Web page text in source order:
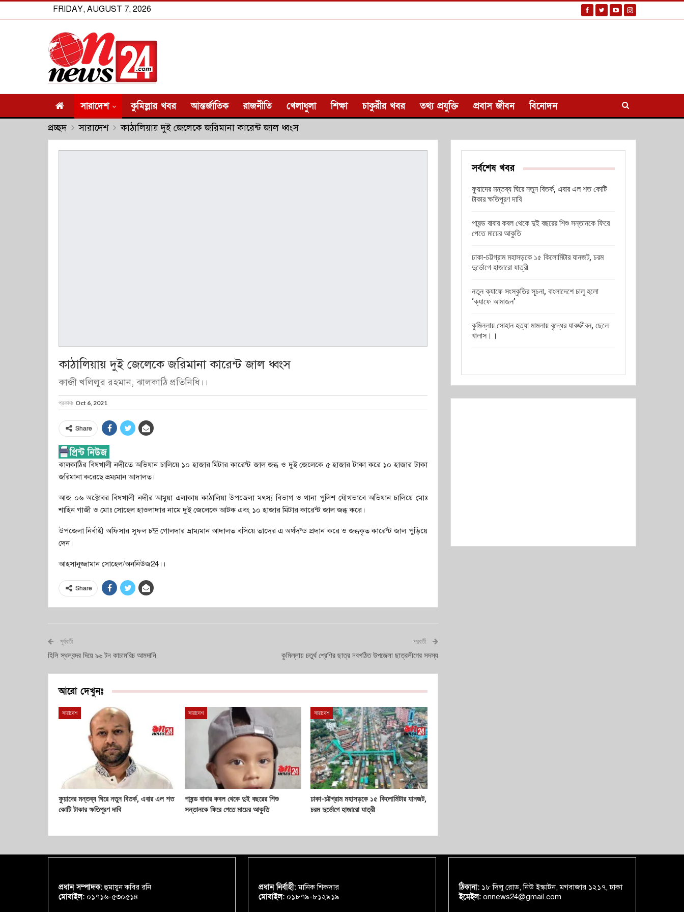
FRIDAY, AUGUST 7, 2026
সারাদেশ কুমিল্লার খবর আন্তর্জাতিক রাজনীতি খেলাধুলা শিক্ষা চাকুরীর খবর তথ্য প্রযুক্তি প্রবাস জীবন বিনোদন
প্রচ্ছদ সারাদেশ কাঠালিয়ায় দুই জেলেকে জরিমানা কারেন্ট জাল ধ্বংস
কাঠালিয়ায় দুই জেলেকে জরিমানা কারেন্ট জাল ধ্বংস
কাজী খলিলুর রহমান, ঝালকাঠি প্রতিনিধি।।
প্রকাশঃ Oct 6, 2021
Share
ঝালকাঠির বিষখালী নদীতে অভিযান চালিয়ে ১০ হাজার মিটার কারেন্ট জাল জব্ধ ও দুই জেলেকে ৫ হাজার টাকা করে ১০ হাজার টাকা
জরিমানা করেছে ভ্রম্যমান আদালত।
আজ ০৬ অক্টোবর বিষখালী নদীর আমুয়া এলাকায় কাঠালিয়া উপজেলা মৎস্য বিভাগ ও থানা পুলিশ যৌথভাবে অভিযান চালিয়ে মোঃ
শাহিন গাজী ও মোঃ সোহেল হাওলাদার নামে দুই জেলেকে আটক এবং ১০ হাজার মিটার কারেন্ট জাল জব্ধ করে।
উপজেলা নির্বাহী অফিসার সুফল চন্দ্র গোলদার ভ্রাম্যমান আদালত বসিয়ে তাদের এ অর্থদন্ড প্রদান করে ও জব্ধকৃত কারেন্ট জাল পুড়িয়ে
দেন।
আহসানুজ্জামান সোহেল/অননিউজ24।।
Share
পূর্ববর্তী
হিলি স্থলবন্দর দিয়ে ৯৬ টন কাচামরিচ আমদানি
পরবর্তী
কুমিল্লায় চতুর্থ শ্রেণির ছাত্র নবগঠিত উপজেলা ছাত্রলীগের সদস্য
আরো দেখুনঃ
সারাদেশ
ফুয়াদের মন্তব্য ঘিরে নতুন বিতর্ক, এবার এল শত
কোটি টাকার ক্ষতিপূরণ দাবি
সারাদেশ
পাষন্ড বাবার কবল থেকে দুই বছরের শিশু
সন্তানকে ফিরে পেতে মায়ের আকুতি
সারাদেশ
ঢাকা-চট্টগ্রাম মহাসড়কে ১৫ কিলোমিটার যানজট,
চরম দুর্ভোগে হাজারো যাত্রী
সর্বশেষ খবর
ফুয়াদের মন্তব্য ঘিরে নতুন বিতর্ক, এবার এল শত কোটি
টাকার ক্ষতিপূরণ দাবি
পাষন্ড বাবার কবল থেকে দুই বছরের শিশু সন্তানকে ফিরে
পেতে মায়ের আকুতি
ঢাকা-চট্টগ্রাম মহাসড়কে ১৫ কিলোমিটার যানজট, চরম
দুর্ভোগে হাজারো যাত্রী
নতুন ক্যাফে সংস্কৃতির সূচনা, বাংলাদেশে চালু হলো
‘ক্যাফে আমাজন’
কুমিল্লায় সোহান হত্যা মামলায় বৃদ্ধের যাবজ্জীবন, ছেলে
খালাস।।
প্রধান সম্পাদক:হুমায়ুন কবির রনি
মোবাইল: ০১৭১৬-৫৩০৫১৪
প্রধান নির্বাহী:মানিক শিকদার
মোবাইল: ০১৮৭৯-৮১২৯১৯
ঠিকানা:১৮ দিলু রোড, নিউ ইস্কাটন, মগবাজার ১২১৭, ঢাকা
ইমেইল:onnews24@gmail.com